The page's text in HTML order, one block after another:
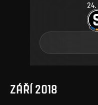
24.
ZÁŘÍ 2018